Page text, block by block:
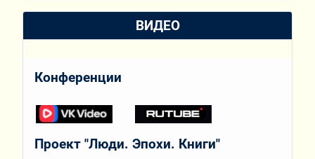
ВИДЕО
Конференции
Проект "Люди. Эпохи. Книги"